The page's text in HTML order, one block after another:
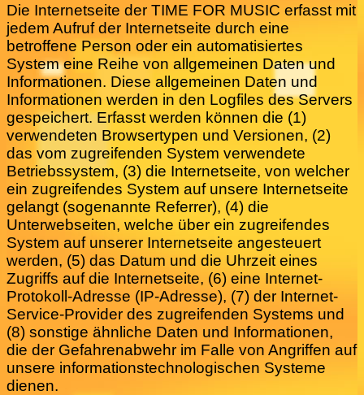
Die Internetseite der TIME FOR MUSIC erfasst mit
jedem Aufruf der Internetseite durch eine
betroffene Person oder ein automatisiertes
System eine Reihe von allgemeinen Daten und
Informationen. Diese allgemeinen Daten und
Informationen werden in den Logfiles des Servers
gespeichert. Erfasst werden können die (1)
verwendeten Browsertypen und Versionen, (2)
das vom zugreifenden System verwendete
Betriebssystem, (3) die Internetseite, von welcher
ein zugreifendes System auf unsere Internetseite
gelangt (sogenannte Referrer), (4) die
Unterwebseiten, welche über ein zugreifendes
System auf unserer Internetseite angesteuert
werden, (5) das Datum und die Uhrzeit eines
Zugriffs auf die Internetseite, (6) eine Internet-
Protokoll-Adresse (IP-Adresse), (7) der Internet-
Service-Provider des zugreifenden Systems und
(8) sonstige ähnliche Daten und Informationen,
die der Gefahrenabwehr im Falle von Angriffen auf
unsere informationstechnologischen Systeme
dienen.